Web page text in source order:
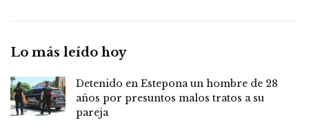
Lo más leído hoy
Detenido en Estepona un hombre de 28
años por presuntos malos tratos a su
pareja